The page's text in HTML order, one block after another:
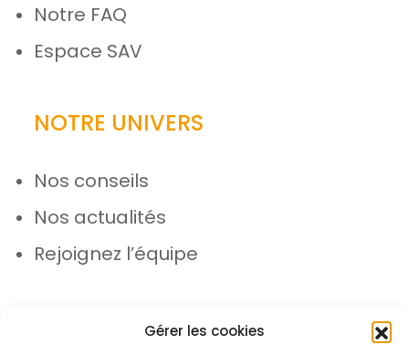
Gérer les cookies
Notre FAQ
Espace SAV
NOTRE UNIVERS
Nos conseils
Nos actualités
Rejoignez l’équipe